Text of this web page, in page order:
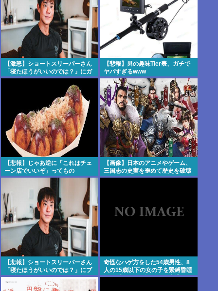
【激怒】ショートスリーパーさん
「寝たほうがいいのでは？」にガ
チでブチギレwww
【悲報】男の趣味Tier表、ガチで
ヤバすぎるwww
【悲報】じゃあ逆に「これはチェ
ーン店でいいぞ」ってもの
【画像】日本のアニメやゲーム、
三国志の史実を歪めて歴史を破壊
してしまう
【悲報】ショートスリーパーさん
「寝たほうがいいのでは？」にブ
チギレ
奇怪なハゲ方をした54歳男性、8
人の15歳以下の女の子を緊縛昏睡
レイプしてハメ撮りして逮捕 |